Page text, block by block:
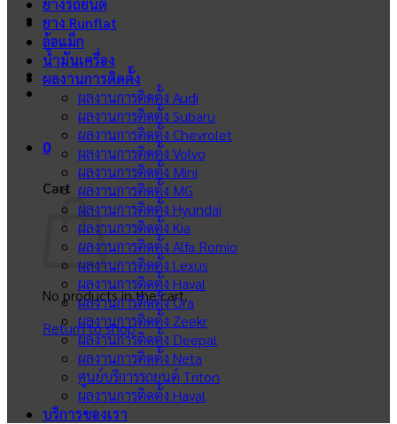
0
Cart
No products in the cart.
Return to shop
ยางรถยนต์
ยาง Runflat
ล้อแม็ก
น้ำมันเครื่อง
ผลงานการติดตั้ง
ผลงานการติดตั้ง Audi
ผลงานการติดตั้ง Subaru
ผลงานการติดตั้ง Chevrolet
ผลงานการติดตั้ง Volvo
ผลงานการติดตั้ง Mini
ผลงานการติดตั้ง MG
ผลงานการติดตั้ง Hyundai
ผลงานการติดตั้ง Kia
ผลงานการติดตั้ง Alfa Romio
ผลงานการติดตั้ง Lexus
ผลงานการติดตั้ง Haval
ผลงานการติดตั้ง Ora
ผลงานการติดตั้ง Zeekr
ผลงานการติดตั้ง Deepal
ผลงานการติดตั้ง Neta
ศูนย์บริการรถยนต์ Triton
ผลงานการติดตั้ง Haval
บริการของเรา